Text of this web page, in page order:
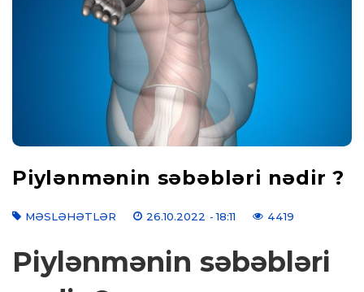
Piylənmənin səbəbləri nədir ?
MƏSLƏHƏTLƏR 26.10.2022 - 18:11 4419
Piylənmənin səbəbləri